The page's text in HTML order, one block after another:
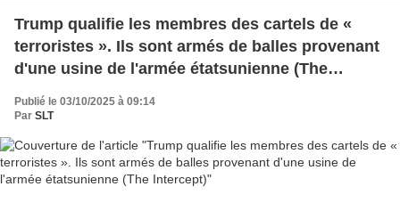
Trump qualifie les membres des cartels de «
terroristes ». Ils sont armés de balles provenant
d'une usine de l'armée étatsunienne (The
Intercept)
Publié le 03/10/2025 à 09:14
Par SLT